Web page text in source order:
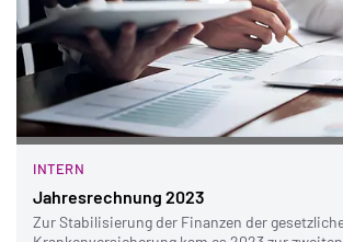
INTERN
Jahresrechnung 2023
Zur Stabilisierung der Finanzen der